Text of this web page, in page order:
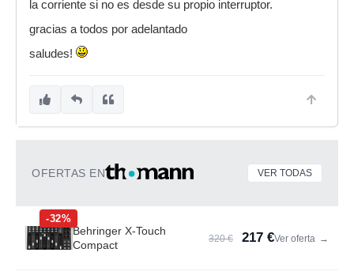
la corriente si no es desde su propio interruptor.
gracias a todos por adelantado
saludes!
OFERTAS EN VER TODAS
-32%
Behringer X-Touch
Compact
320 € 217 €Ver oferta →